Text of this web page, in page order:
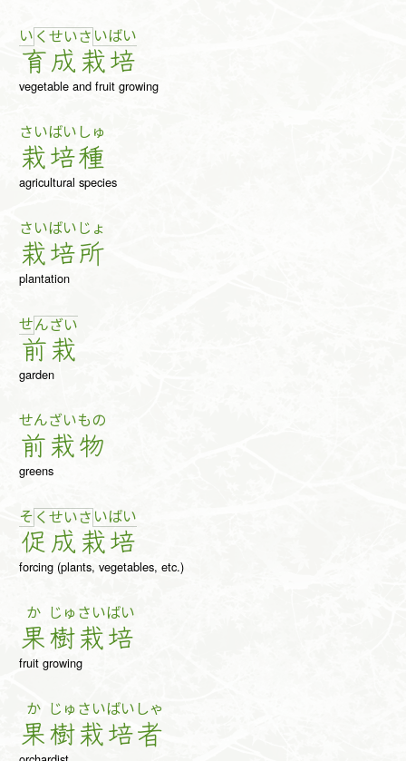
い く
育
せい
成
さ い
栽
ばい
培
vegetable and fruit growing
さい
栽
ばい
培
しゅ
種
agricultural species
さい
栽
ばい
培
じょ
所
plantation
せん
前
ざい
栽
garden
せん
前
ざい
栽
もの
物
greens
そ く
促
せい
成
さ い
栽
ばい
培
forcing (plants, vegetables, etc.)
か
果
じゅ
樹
さい
栽
ばい
培
fruit growing
か
果
じゅ
樹
さい
栽
ばい
培
しゃ
者